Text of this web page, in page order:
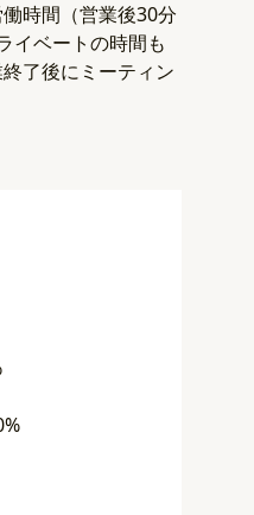
時間（営業後30分
イベートの時間も
了後にミーティン